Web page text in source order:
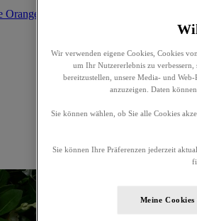
Wir verwenden eigene Cookies, Cookies
um Ihr Nutzererlebnis zu
bereitzustellen, unsere Media- und
anzuzeigen. Daten
Sie können wählen, ob Sie alle Cookies
Sie können Ihre Präferenzen jederzeit
Meine